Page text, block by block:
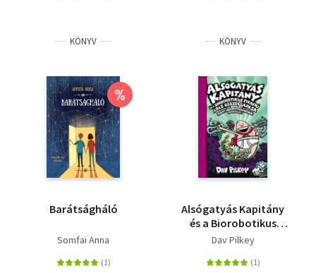
KÖNYV
%
Barátságháló
Somfai Anna
KÖNYV
Alsógatyás Kapitány
és a Biorobotikus
Fikafiú ádáz
Röhejes Robot-
Dav Pilkey